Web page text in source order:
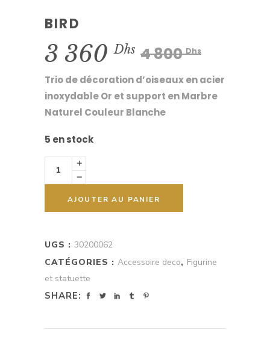
BIRD
4 800DhsLe
prix
initial
3 360Dhs Le
prix
Trio de décoration d’oiseaux en acier
inoxydable Or et support en Marbre
Naturel Couleur Blanche
5 en stock
Bird
quantity
AJOUTER AU PANIER
UGS : 30200062
CATÉGORIES : Accessoire deco, Figurine
et statuette
SHARE: